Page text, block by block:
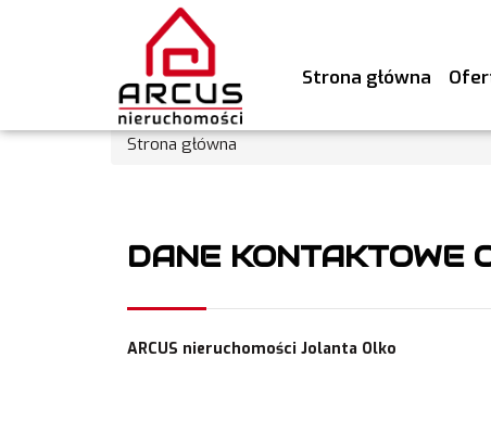
Strona główna
Strona główna
DANE KONTAKTOWE
ARCUS nieruchomości Jolanta Olko